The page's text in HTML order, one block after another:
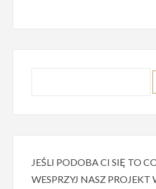
JEŚLI PODOBA CI SIĘ TO
WESPRZYJ NASZ PROJEKT